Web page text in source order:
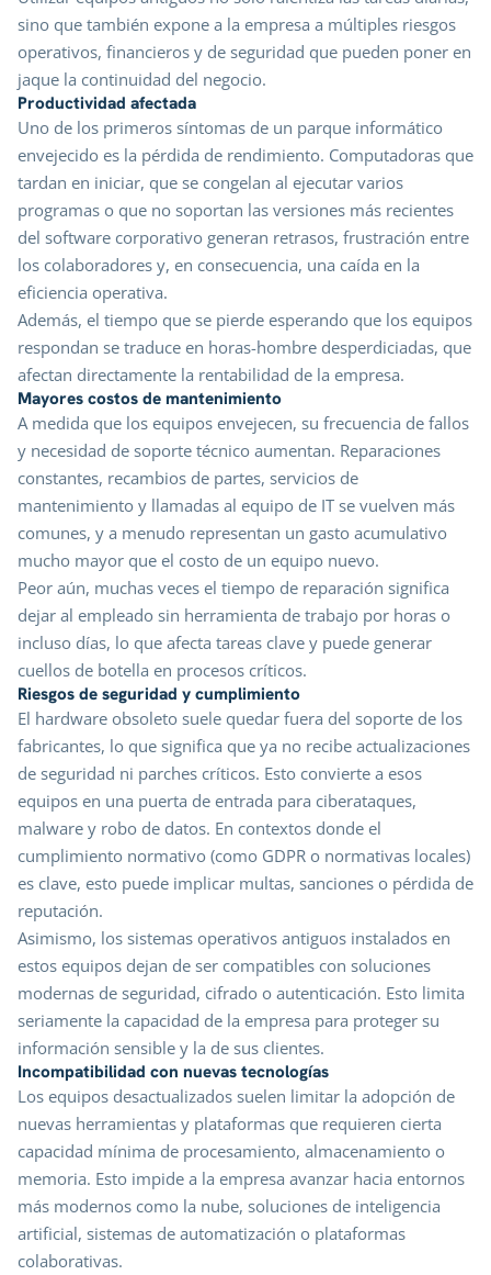
sino que también expone a la empresa a múltiples riesgos
operativos, financieros y de seguridad que pueden poner en
jaque la continuidad del negocio.
Productividad afectada
Uno de los primeros síntomas de un parque informático
envejecido es la pérdida de rendimiento. Computadoras que
tardan en iniciar, que se congelan al ejecutar varios
programas o que no soportan las versiones más recientes
del software corporativo generan retrasos, frustración entre
los colaboradores y, en consecuencia, una caída en la
eficiencia operativa.
Además, el tiempo que se pierde esperando que los equipos
respondan se traduce en horas-hombre desperdiciadas, que
afectan directamente la rentabilidad de la empresa.
Mayores costos de mantenimiento
A medida que los equipos envejecen, su frecuencia de fallos
y necesidad de soporte técnico aumentan. Reparaciones
constantes, recambios de partes, servicios de
mantenimiento y llamadas al equipo de IT se vuelven más
comunes, y a menudo representan un gasto acumulativo
mucho mayor que el costo de un equipo nuevo.
Peor aún, muchas veces el tiempo de reparación significa
dejar al empleado sin herramienta de trabajo por horas o
incluso días, lo que afecta tareas clave y puede generar
cuellos de botella en procesos críticos.
Riesgos de seguridad y cumplimiento
El hardware obsoleto suele quedar fuera del soporte de los
fabricantes, lo que significa que ya no recibe actualizaciones
de seguridad ni parches críticos. Esto convierte a esos
equipos en una puerta de entrada para ciberataques,
malware y robo de datos. En contextos donde el
cumplimiento normativo (como GDPR o normativas locales)
es clave, esto puede implicar multas, sanciones o pérdida de
reputación.
Asimismo, los sistemas operativos antiguos instalados en
estos equipos dejan de ser compatibles con soluciones
modernas de seguridad, cifrado o autenticación. Esto limita
seriamente la capacidad de la empresa para proteger su
información sensible y la de sus clientes.
Incompatibilidad con nuevas tecnologías
Los equipos desactualizados suelen limitar la adopción de
nuevas herramientas y plataformas que requieren cierta
capacidad mínima de procesamiento, almacenamiento o
memoria. Esto impide a la empresa avanzar hacia entornos
más modernos como la nube, soluciones de inteligencia
artificial, sistemas de automatización o plataformas
colaborativas.